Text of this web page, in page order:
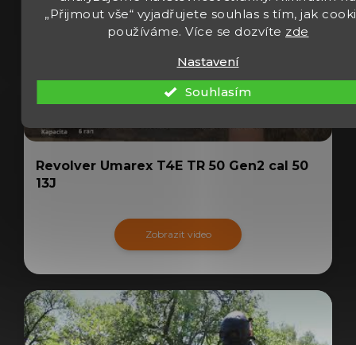
„Přijmout vše“ vyjadřujete souhlas s tím, jak
používáme. Více se dozvíte zde
Nastavení
Souhlasím
Revolver Umarex T4E TR 50 Gen2 cal 50
13J
Zobrazit video